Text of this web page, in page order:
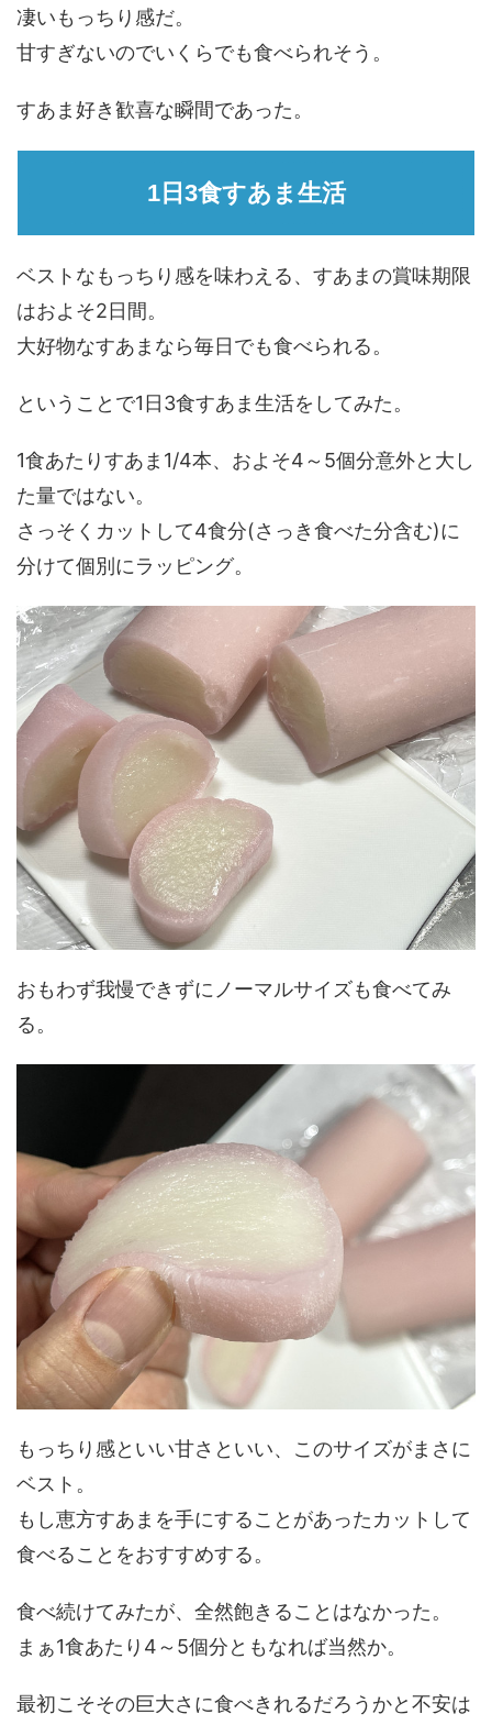
凄いもっちり感だ。
甘すぎないのでいくらでも食べられそう。
すあま好き歓喜な瞬間であった。
1日3食すあま生活
ベストなもっちり感を味わえる、すあまの賞味期限
はおよそ2日間。
大好物なすあまなら毎日でも食べられる。
ということで1日3食すあま生活をしてみた。
1食あたりすあま1/4本、およそ4～5個分意外と大し
た量ではない。
さっそくカットして4食分(さっき食べた分含む)に
分けて個別にラッピング。
おもわず我慢できずにノーマルサイズも食べてみ
る。
もっちり感といい甘さといい、このサイズがまさに
ベスト。
もし恵方すあまを手にすることがあったカットして
食べることをおすすめする。
食べ続けてみたが、全然飽きることはなかった。
まぁ1食あたり4～5個分ともなれば当然か。
最初こそその巨大さに食べきれるだろうかと不安は